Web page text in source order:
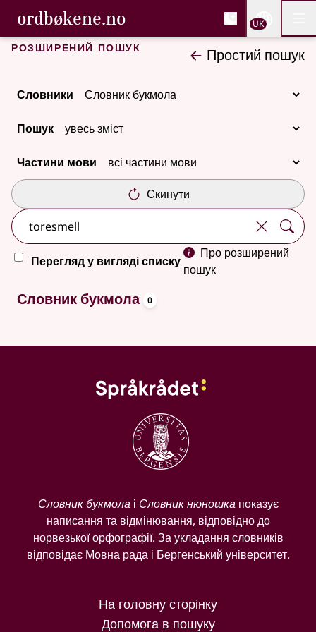
Перейти до основного вмісту
Доступність
ordbøkene.no, Cловник букмола та
Cловник букмола та Словник нюношка
UK
Розширений пошук Простий пошук
Словники
Пошук
Частини мови
Скинути
Перегляд у вигляді списку
Про розширений
пошук
Немає результатів
Словник букмола 0
Словник букмолаі Словник нюношкапоказує
написання та відмінювання, відповідно до
норвезької орфографії. За укладання словників
відповідає Мовна рада і Бергенський університет.
На головну сторінку
Допомога в пошуку